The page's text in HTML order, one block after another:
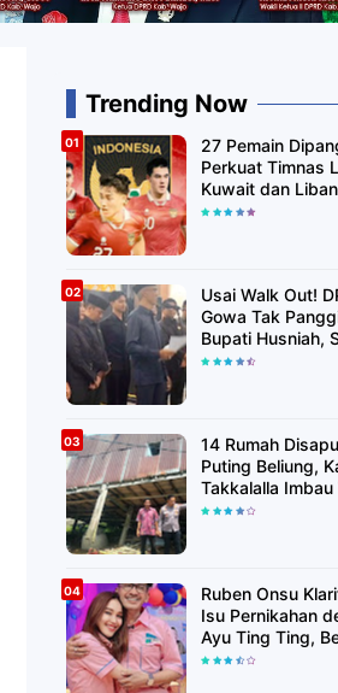
Trending Now
27 Pemain
Perkuat Timnas
Kuwait dan
Usai Walk Out!
Gowa Tak
Bupati Husniah,
Rekomendasi Hak
14 Rumah
Puting Beliung,
Takkalalla Imbau
Waspada Cuaca
Ruben Onsu
Isu Pernikahan
Ayu Ting Ting,
Faktanya